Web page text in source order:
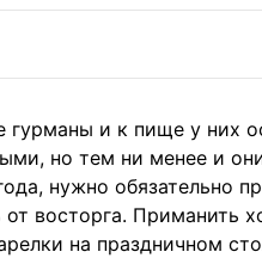
гурманы и к пище у них
но тем ни менее и
нужно обязательно
от восторга. Приманить
на праздничном